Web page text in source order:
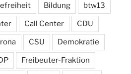
Bildung btw13
Call Center CDU
CSU Demokratie
Freibeuter-Fraktion